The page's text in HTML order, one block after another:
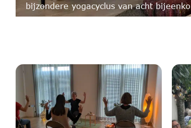
bijzondere yogacyclus van acht
re…